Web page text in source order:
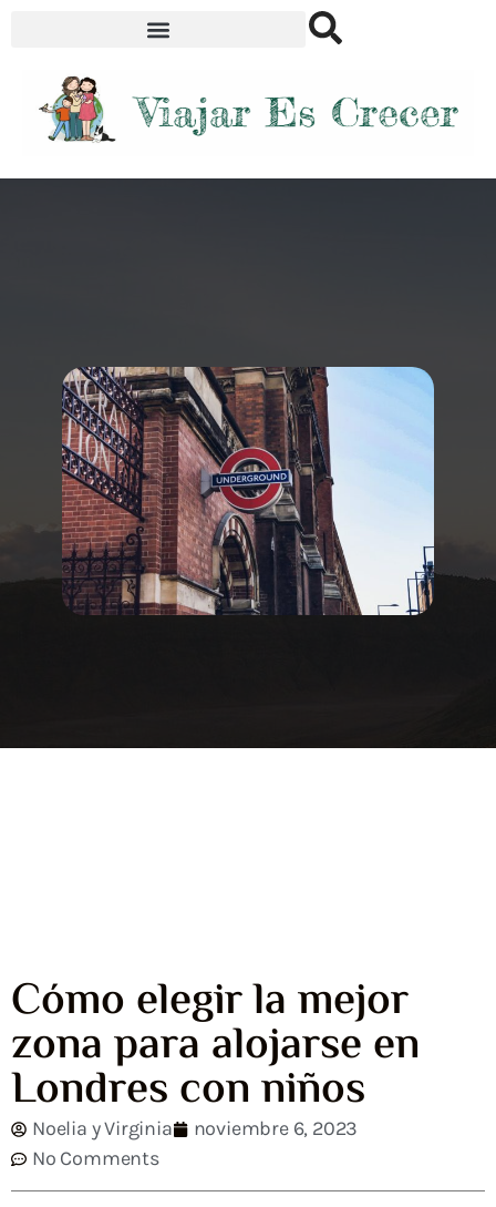
Cómo elegir la mejor
zona para alojarse en
Londres con niños
Noelia y Virginia
noviembre 6, 2023
No Comments